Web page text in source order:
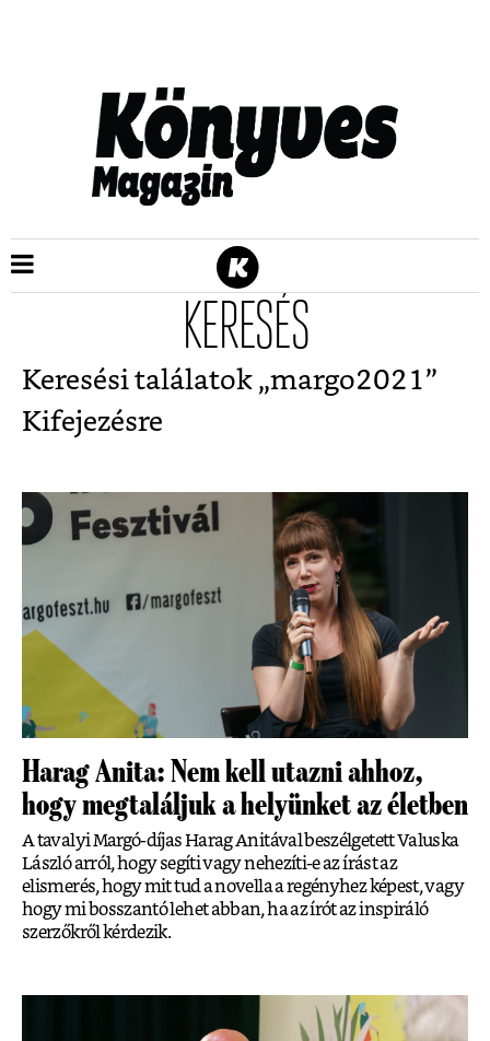
KERESÉS
Keresési találatok „margo2021”
Kifejezésre
Harag Anita: Nem kell utazni ahhoz,
hogy megtaláljuk a helyünket az életben
A tavalyi Margó-díjas Harag Anitával beszélgetett Valuska
László arról, hogy segíti vagy nehezíti-e az írást az
elismerés, hogy mit tud a novella a regényhez képest, vagy
hogy mi bosszantó lehet abban, ha az írót az inspiráló
szerzőkről kérdezik.